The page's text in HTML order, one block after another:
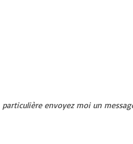
particulière envoyez moi un